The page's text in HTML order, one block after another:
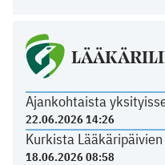
Ajankohtaista
22.06.2026 14:26
Kurkista
18.06.2026 08:58